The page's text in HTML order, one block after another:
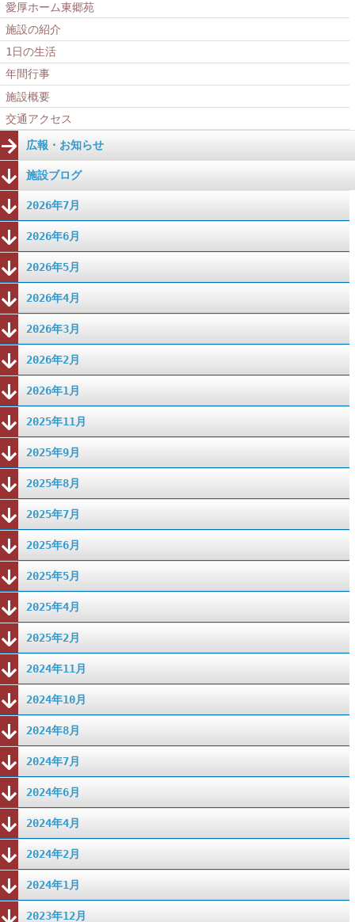
愛厚ホーム東郷苑
施設の紹介
1日の生活
年間行事
施設概要
交通アクセス
広報・お知らせ
施設ブログ
2026年7月
2026年6月
2026年5月
2026年4月
2026年3月
2026年2月
2026年1月
2025年11月
2025年9月
2025年8月
2025年7月
2025年6月
2025年5月
2025年4月
2025年2月
2024年11月
2024年10月
2024年8月
2024年7月
2024年6月
2024年4月
2024年2月
2024年1月
2023年12月